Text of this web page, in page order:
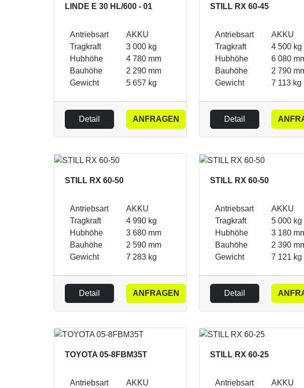
LINDE E 30 HL/600 - 01
Antriebsart
AKKU
Tragkraft
3 000 kg
Hubhöhe
4 780 mm
Bauhöhe
2 290 mm
Gewicht
5 657 kg
Detail ANFRAGEN
STILL RX 60-45
Antriebsart
AKKU
Tragkraft
4 500 kg
Hubhöhe
6 080
Bauhöhe
2 790
Gewicht
7 113 kg
Detail
STILL RX 60-50
Antriebsart
AKKU
Tragkraft
4 990 kg
Hubhöhe
3 680 mm
Bauhöhe
2 590 mm
Gewicht
7 283 kg
Detail ANFRAGEN
STILL RX 60-50
Antriebsart
AKKU
Tragkraft
5 000 kg
Hubhöhe
3 180
Bauhöhe
2 390
Gewicht
7 121 kg
Detail
TOYOTA 05-8FBM35T
Antriebsart
AKKU
STILL RX 60-25
Antriebsart
AKKU